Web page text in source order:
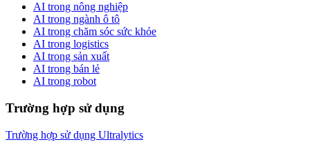
AI trong nông nghiệp
AI trong ngành ô tô
AI trong chăm sóc sức khỏe
AI trong logistics
AI trong sản xuất
AI trong bán lẻ
AI trong robot
Trường hợp sử dụng
Trường hợp sử dụng Ultralytics